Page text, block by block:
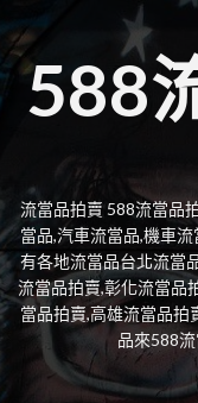
to
content
588
流當品拍賣 588流當品
當品,汽車流當品,機車
有各地流當品台北流當
流當品拍賣,彰化流當品
當品拍賣,高雄流當品拍
品來588